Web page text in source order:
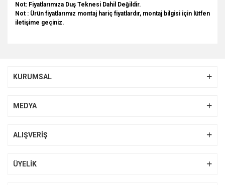
Not: Fiyatlarımıza Duş Teknesi Dahil Değildir.
Not : Ürün fiyatlarımız montaj hariç fiyatlardır, montaj bilgisi için lütfen
iletişime geçiniz.
Görüş ve önerileriniz için teşekkür ederiz.
Ürün resmi kalitesiz, bozuk veya görüntülenemiyor.
Ürün bilgilerinde hatalar bulunuyor.
KURUMSAL
MEDYA
ALIŞVERİŞ
ÜYELİK